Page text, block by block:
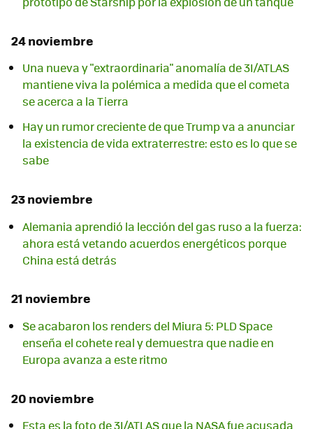
24 noviembre
Una nueva y "extraordinaria" anomalía de 3I/ATLAS
mantiene viva la polémica a medida que el cometa
se acerca a la Tierra
Hay un rumor creciente de que Trump va a anunciar
la existencia de vida extraterrestre: esto es lo que se
sabe
23 noviembre
Alemania aprendió la lección del gas ruso a la fuerza:
ahora está vetando acuerdos energéticos porque
China está detrás
21 noviembre
Se acabaron los renders del Miura 5: PLD Space
enseña el cohete real y demuestra que nadie en
Europa avanza a este ritmo
20 noviembre
Esta es la foto de 3I/ATLAS que la NASA fue acusada